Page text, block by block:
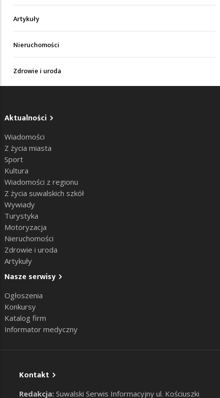
Artykuły
Nieruchomości
Zdrowie i uroda
Aktualności
Wiadomości
Z życia miasta
Sport
Kultura
Wiadomości z regionu
Z życia suwalskich szkół
Wywiady
Turystyka
Motoryzacja
Nieruchomości
Zdrowie i uroda
Artykuły
Nasze serwisy
Ogłoszenia
Konkursy
Katalog firm
Informator medyczny
Kontakt
Redakcja: Suwalski Serwis Informacyjny ul. Kościuszki